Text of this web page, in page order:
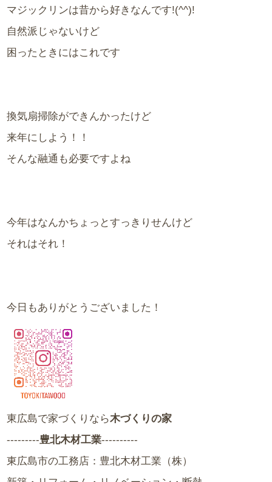
マジックリンは昔から好きなんです!(^^)!
自然派じゃないけど
困ったときにはこれです
換気扇掃除ができんかったけど
来年にしよう！！
そんな融通も必要ですよね
今年はなんかちょっとすっきりせんけど
それはそれ！
今日もありがとうございました！
東広島で家づくりなら木づくりの家
---------豊北木材工業----------
東広島市の工務店：豊北木材工業（株）